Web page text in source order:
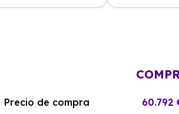
Precio de compra 60.792